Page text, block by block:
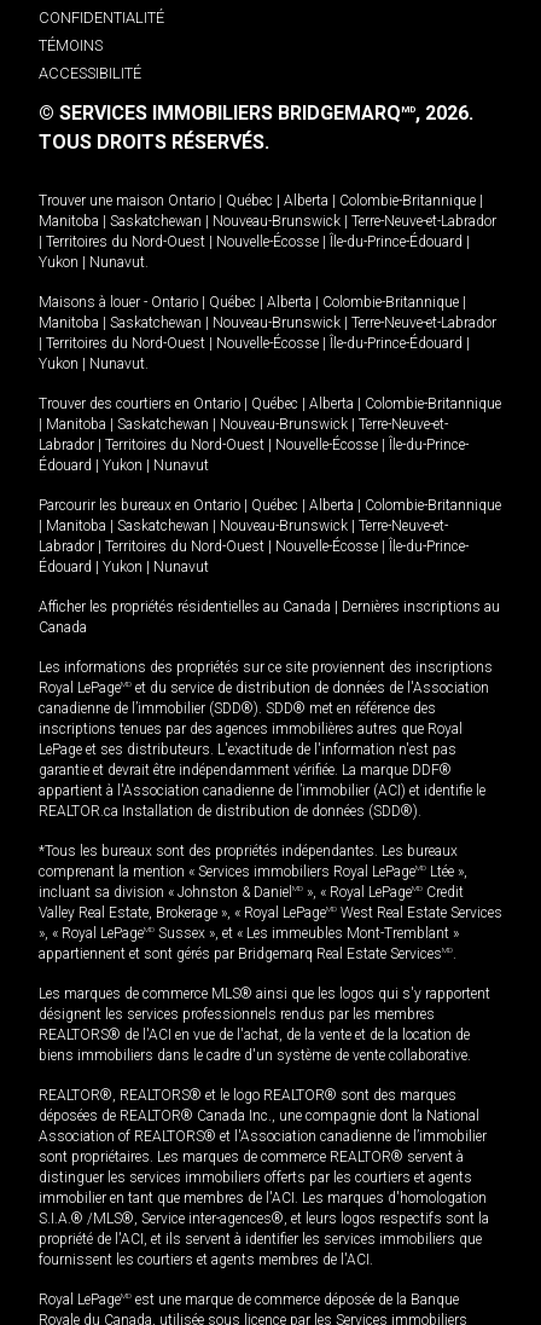
CONFIDENTIALITÉ
TÉMOINS
ACCESSIBILITÉ
© SERVICES IMMOBILIERS BRIDGEMARQMD, 2026.
TOUS DROITS RÉSERVÉS.
Trouver une maison Ontario Québec Alberta Colombie-Britannique
Manitoba
Saskatchewan Nouveau-Brunswick
Terre-Neuve-et-Labrador
Territoires du Nord-Ouest Nouvelle-Écosse Île-du-Prince-Édouard
Yukon
Nunavut.
Maisons à louer - Ontario Québec Alberta Colombie-Britannique
Manitoba
Saskatchewan Nouveau-Brunswick
Terre-Neuve-et-Labrador
Territoires du Nord-Ouest Nouvelle-Écosse Île-du-Prince-Édouard
Yukon
Nunavut.
Trouver des courtiers en Ontario Québec Alberta
Colombie-Britannique
Manitoba Saskatchewan Nouveau-Brunswick
Terre-Neuve-et-
Labrador
Territoires du Nord-Ouest Nouvelle-Écosse
Île-du-Prince-
Édouard
Yukon Nunavut
Parcourir les bureaux en Ontario Québec Alberta
Colombie-Britannique
Manitoba Saskatchewan Nouveau-Brunswick
Terre-Neuve-et-
Labrador
Territoires du Nord-Ouest Nouvelle-Écosse
Île-du-Prince-
Édouard
Yukon Nunavut
Afficher les propriétés résidentielles au Canada
Dernières inscriptions au
Canada
Les informations des propriétés sur ce site proviennent des inscriptions
Royal LePageMD et du service de distribution de données de l'Association
canadienne de l’immobilier (SDD®). SDD® met en référence des
inscriptions tenues par des agences immobilières autres que Royal
LePage et ses distributeurs. L'exactitude de l'information n'est pas
garantie et devrait être indépendamment vérifiée. La marque DDF®
appartient à l'Association canadienne de l’immobilier (ACI) et identifie le
REALTOR.ca Installation de distribution de données (SDD®).
*Tous les bureaux sont des propriétés indépendantes. Les bureaux
comprenant la mention « Services immobiliers Royal LePageMD Ltée »,
incluant sa division « Johnston & Daniel MD », « Royal LePageMD Credit
Valley Real Estate, Brokerage », « Royal LePageMD West Real Estate Services
», « Royal LePageMD Sussex », et « Les immeubles Mont-Tremblant »
appartiennent et sont gérés par Bridgemarq Real Estate ServicesMD.
Les marques de commerce MLS® ainsi que les logos qui s'y rapportent
désignent les services professionnels rendus par les membres
REALTORS® de l'ACI en vue de l'achat, de la vente et de la location de
biens immobiliers dans le cadre d'un système de vente collaborative.
REALTOR®, REALTORS® et le logo REALTOR® sont des marques
déposées de REALTOR® Canada Inc., une compagnie dont la National
Association of REALTORS® et l'Association canadienne de l’immobilier
sont propriétaires. Les marques de commerce REALTOR® servent à
distinguer les services immobiliers offerts par les courtiers et agents
immobilier en tant que membres de l'ACI. Les marques d'homologation
S.I.A.® /MLS®, Service inter-agences®, et leurs logos respectifs sont la
propriété de l'ACI, et ils servent à identifier les services immobiliers que
fournissent les courtiers et agents membres de l'ACI.
Royal LePageMD est une marque de commerce déposée de la Banque
Royale du Canada, utilisée sous licence par les Services immobiliers